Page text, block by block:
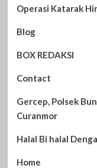
Operasi Katarak
Blog
BOX REDAKSI
Contact
Gercep, Polsek
Curanmor
Halal Bi halal
Home